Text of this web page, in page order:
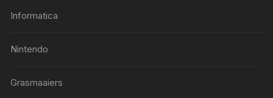
Informatica
Nintendo
Grasmaaiers